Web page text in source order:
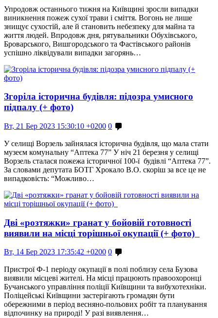
Упродовж останнього тижня на Київщині зросли випадки
виникнення пожеж сухої трави і сміття. Вогонь не лише
знищує сухостій, але й становить небезпеку для майна та
життя людей. Впродовж дня, рятувальники Обухівського,
Броварського, Вишгородського та Фастівського районів
успішно ліквідували випадки загорянь…
Згоріла історична будівля: підозра умисного
підпалу (+ фото)
Вт, 21 Бер 2023 15:30:10 +0200 0
У селищі Ворзель зайнялася історична будівля, що мала стати
музеєм комунальну “Аптека 77” У ніч 21 березня у селищі
Ворзель сталася пожежа історичної 100-ї будівлі “Аптека 77”.
За словами депутата БОТГ Хрокало В.О. скоріш за все це не
випадковість: “Можливо…
Дві «розтяжки» гранат у бойовій готовності
виявили на місці торішньої окупації (+ фото)
Вт, 14 Бер 2023 17:35:42 +0200 0
Пристрої Ф-1 періоду окупації в полі поблизу села Бузова
виявили місцеві жителі. На місці працюють правоохоронці
Бучанського управління поліції Київщини та вибухотехніки.
Поліцейські Київщини застерігають громадян бути
обережними в період весняно-польових робіт та планування
відпочинку на природі! У разі виявлення…